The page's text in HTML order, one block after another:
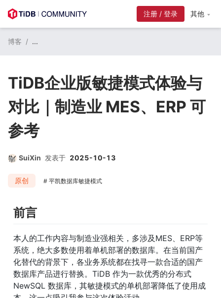
注册 / 登录 其他
博客 / ...
TiDB企业版敏捷模式体验与
对比｜制造业 MES、ERP 可
参考
SuiXin 发表于 2025-10-13
原创 平凯数据库敏捷模式
前言
本人的工作内容与制造业强相关，多涉及MES、ERP等
系统，绝大多数使用着单机部署的数据库。在当前国产
化替代的背景下，各业务系统都在找寻一款合适的国产
数据库产品进行替换。TiDB 作为一款优秀的分布式
NewSQL 数据库，其敏捷模式的单机部署降低了使用成